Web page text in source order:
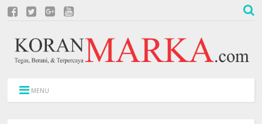
MENU